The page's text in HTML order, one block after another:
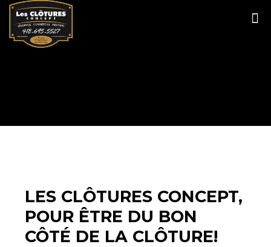
LES CLÔTURES CONCEPT,
POUR ÊTRE DU BON
CÔTÉ DE LA CLÔTURE!